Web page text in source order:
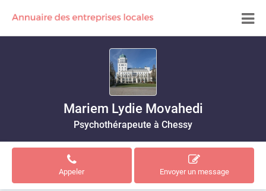
Mariem Lydie Movahedi
Psychothérapeute à Chessy
Appeler Envoyer un message